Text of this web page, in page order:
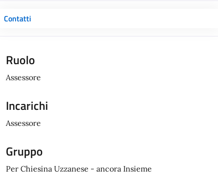
Contatti
Ruolo
Assessore
Incarichi
Assessore
Gruppo
Per Chiesina Uzzanese - ancora Insieme